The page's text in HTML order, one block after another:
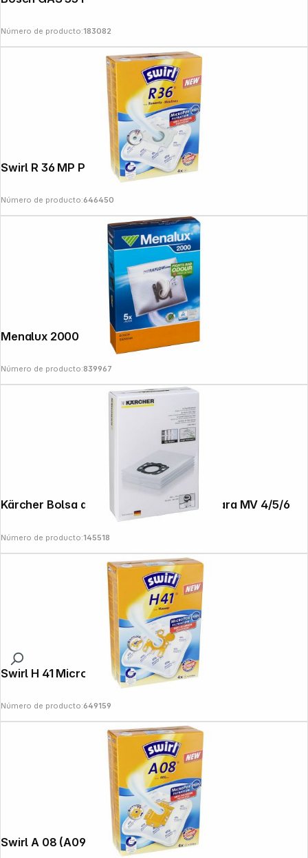
Número de producto:183082
Swirl R 36 MP Plus AirSpace
Número de producto:646450
Menalux 2000
Número de producto:839967
Kärcher Bolsa de filtro de fieltro 4 uds para MV 4/5/6
Número de producto:145518
Swirl H 41 MicroPor Plus AntiBac
Número de producto:649159
Swirl A 08 (A09) MP Plus AirSpace